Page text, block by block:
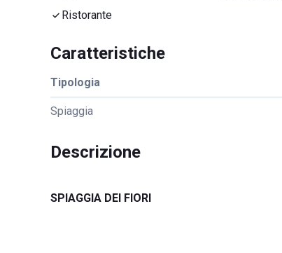
Ristorante
Caratteristiche
Tipologia
Spiaggia
Descrizione
SPIAGGIA DEI FIORI